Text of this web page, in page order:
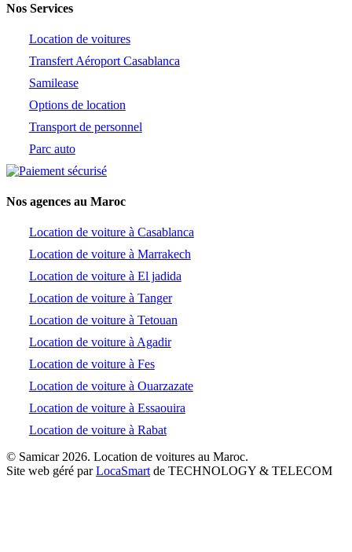
Nos Services
Location de voitures
Transfert Aéroport Casablanca
Samilease
Options de location
Transport de personnel
Parc auto
Nos agences au Maroc
Location de voiture à Casablanca
Location de voiture à Marrakech
Location de voiture à El jadida
Location de voiture à Tanger
Location de voiture à Tetouan
Location de voiture à Agadir
Location de voiture à Fes
Location de voiture à Ouarzazate
Location de voiture à Essaouira
Location de voiture à Rabat
© Samicar 2026. Location de voitures au Maroc.
Site web géré parLocaSmartde TECHNOLOGY & TELECOM